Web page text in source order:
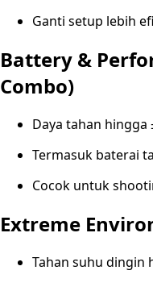
Ganti setup lebih
Battery &
Combo)
Daya tahan
Termasuk baterai
Cocok untuk
Extreme
Tahan suhu dingin